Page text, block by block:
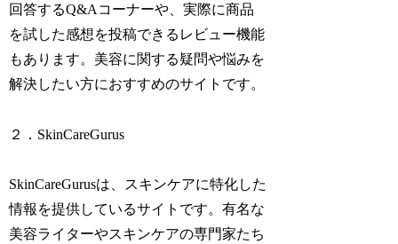
回答するQ&Aコーナーや、実際に商品
を試した感想を投稿できるレビュー機能
もあります。美容に関する疑問や悩みを
解決したい方におすすめのサイトです。
２．SkinCareGurus
SkinCareGurusは、スキンケアに特化した
情報を提供しているサイトです。有名な
美容ライターやスキンケアの専門家たち